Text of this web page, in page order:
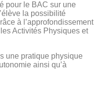
pour le BAC sur une
la possibilité
à l’approfondissement
Activités Physiques et
une pratique physique
ainsi qu’à